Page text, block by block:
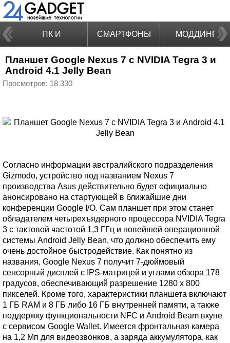
ПК И
НОУТБУКИ
СМАРТФОНЫ МОДДИНГ
Планшет Google Nexus 7 с NVIDIA Tegra 3 и
Android 4.1 Jelly Bean
Просмотров: 18 330
Согласно информации австралийского подразделения
Gizmodo, устройство под названием Nexus 7
производства Asus действительно будет официально
анонсировано на стартующей в ближайшие дни
конференции Google I/O. Сам планшет при этом станет
обладателем четырехъядерного процессора NVIDIA Tegra
3 с тактовой частотой 1,3 ГГц и новейшей операционной
системы Android Jelly Bean, что должно обеспечить ему
очень достойное быстродействие. Как понятно из
названия, Google Nexus 7 получит 7-дюймовый
сенсорный дисплей с IPS-матрицей и углами обзора 178
градусов, обеспечивающий разрешение 1280 x 800
пикселей. Кроме того, характеристики планшета включают
1 ГБ RAM и 8 ГБ либо 16 ГБ внутренней памяти, а также
поддержку функциональности NFC и Android Beam вкупе
с сервисом Google Wallet. Имеется фронтальная камера
на 1,2 Мп для видеозвонков, а заряда аккумулятора, как